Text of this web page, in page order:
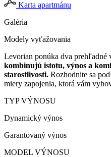
Karta apartmánu
Galéria
Modely vyťažovania
Levorian ponúka dva prehľadné
kombinujú istotu, výnos a
starostlivosti. Rozhodnite sa
miery zapojenia, ktorá vám
TYP VÝNOSU
Dynamický výnos
Garantovaný výnos
MODEL VÝNOSU